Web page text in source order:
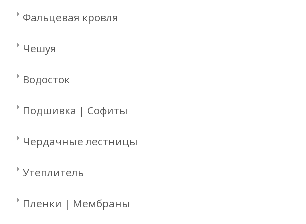
Фальцевая кровля
Чешуя
Водосток
Подшивка | Софиты
Чердачные лестницы
Утеплитель
Пленки | Мембраны